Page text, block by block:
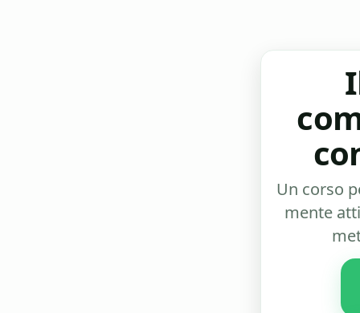
Un corso
mente